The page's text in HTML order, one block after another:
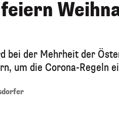
bei der Mehrheit der
um die Corona-Regeln